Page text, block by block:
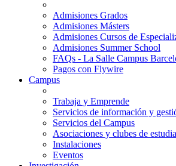
Admisiones Grados
Admisiones Másters
Admisiones Cursos de
Admisiones Summer School
FAQs - La Salle Campus
Pagos con Flywire
Campus
Trabaja y Emprende
Servicios de información y
Servicios del Campus
Asociaciones y clubes de
Instalaciones
Eventos